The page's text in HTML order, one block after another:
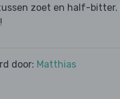
zoet en half-bitter.
door: Matthias